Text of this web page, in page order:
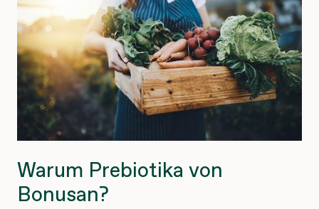
Warum Prebiotika von
Bonusan?